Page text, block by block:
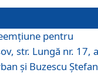
pentru
str. Lungă nr. 17,
și Buzescu